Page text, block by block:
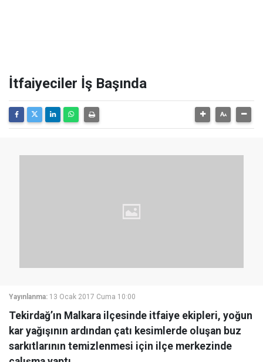
İtfaiyeciler İş Başında
Yayınlanma: 13 Ocak 2017 Cuma 10:00
Tekirdağ’ın Malkara ilçesinde itfaiye ekipleri, yoğun
kar yağışının ardından çatı kesimlerde oluşan buz
sarkıtlarının temizlenmesi için ilçe merkezinde